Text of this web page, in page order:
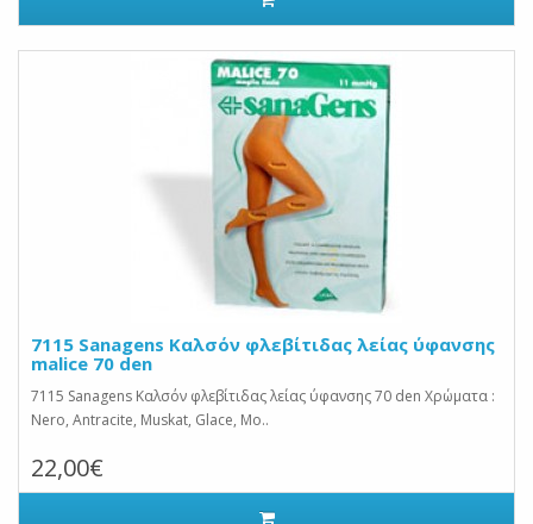
7115 Sanagens Καλσόν φλεβίτιδας λείας ύφανσης
malice 70 den
7115 Sanagens Καλσόν φλεβίτιδας λείας ύφανσης 70 den Χρώματα :
Nero, Antracite, Muskat, Glace, Mo..
22,00€